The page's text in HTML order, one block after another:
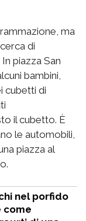
ma
di
piazza San
bambini,
cubetti di
il cubetto. È
le automobili,
piazza al
nel porfido
come